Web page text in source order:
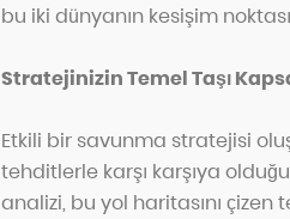
bu iki dünyanın kesişim
Stratejinizin Temel Taşı
Etkili bir savunma stratejisi
tehditlerle karşı karşıya
analizi, bu yol haritasını çizen